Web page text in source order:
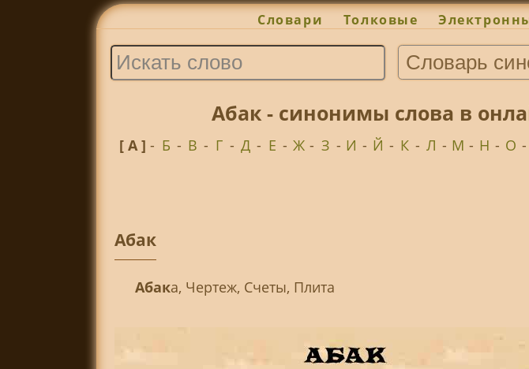
Словари Толковые
Абак - синонимы слова в
[ А ]- Б - В - Г - Д - Е - Ж - З - И - Й - К - Л - М - Н - О -
Абак
Абака, Чертеж, Счеты, Плита